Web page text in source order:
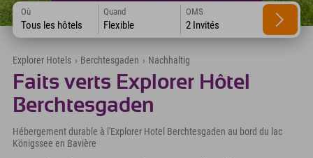
Où
Tous les hôtels
Quand
Flexible
OMS
2 Invités
Explorer Hotels › Berchtesgaden › Nachhaltig
Faits verts Explorer Hôtel
Berchtesgaden
Hébergement durable à l'Explorer Hotel Berchtesgaden au bord du lac
Königssee en Bavière